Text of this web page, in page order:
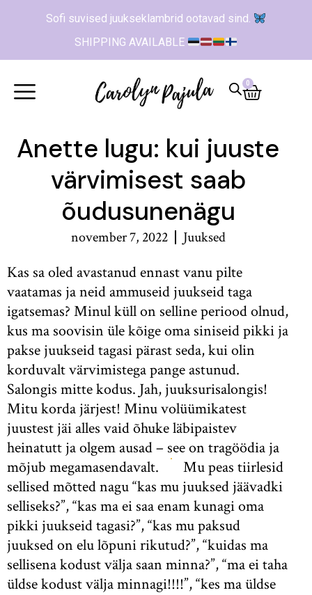
Sofi suvised juukseklambrid ootavad sind.
SHIPPING AVAILABLE
0
Anette lugu: kui juuste
värvimisest saab
õudusunenägu
november 7, 2022 Juuksed
Kas sa oled avastanud ennast vanu pilte
vaatamas ja neid ammuseid juukseid taga
igatsemas? Minul küll on selline periood olnud,
kus ma soovisin üle kõige oma siniseid pikki ja
pakse juukseid tagasi pärast seda, kui olin
korduvalt värvimistega pange astunud.
Salongis mitte kodus. Jah, juuksurisalongis!
Mitu korda järjest! Minu volüümikatest
juustest jäi alles vaid õhuke läbipaistev
heinatutt ja olgem ausad – see on tragöödia ja
mõjub megamasendavalt.
Mu peas tiirlesid
sellised mõtted nagu “kas mu juuksed jäävadki
selliseks?”, “kas ma ei saa enam kunagi oma
pikki juukseid tagasi?”, “kas mu paksud
juuksed on elu lõpuni rikutud?”, “kuidas ma
sellisena kodust välja saan minna?”, “ma ei taha
üldse kodust välja minnagi!!!!”, “kes ma üldse